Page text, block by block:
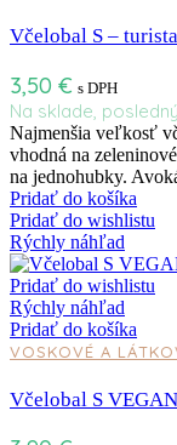
Včelobal S – turista
3,50 € s DPH
Na sklade,
Najmenšia veľkosť
vhodná na
na jednohubky.
Pridať do košíka
Pridať do wishlistu
Rýchly náhľad
Pridať do wishlistu
Rýchly náhľad
Pridať do košíka
VOSKOVÉ A
Včelobal S VEGAN